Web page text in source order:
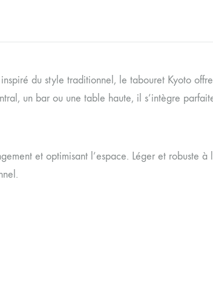
du style traditionnel, le tabouret Kyoto
un bar ou une table haute, il s’intègre
et optimisant l’espace. Léger et robuste à